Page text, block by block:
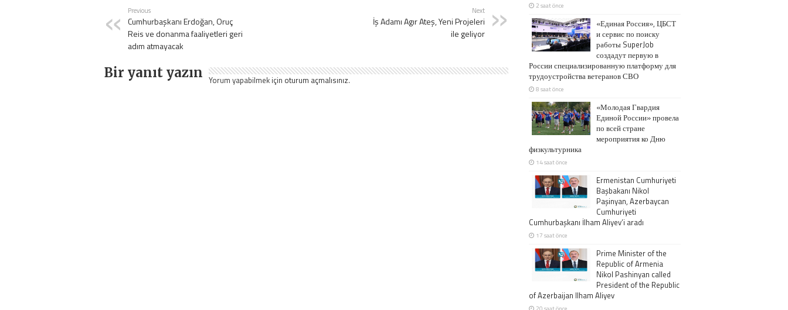
Previous
Cumhurbaşkanı Erdoğan, Oruç
Reis ve donanma faaliyetleri geri
adım atmayacak
Next
İş Adamı Agır Ateş, Yeni Projeleri
ile geliyor
Bir yanıt yazın Yorum yapabilmek için oturum açmalısınız.
2 saat önce
«Единая Россия», ЦБСТ
и сервис по поиску
работы SuperJob
создадут первую в
России специализированную платформу для
трудоустройства ветеранов СВО
8 saat önce
«Молодая Гвардия
Единой России» провела
по всей стране
мероприятия ко Дню
физкультурника
14 saat önce
Ermenistan Cumhuriyeti
Başbakanı Nikol
Paşinyan, Azerbaycan
Cumhuriyeti
Cumhurbaşkanı İlham Aliyev’i aradı
17 saat önce
Prime Minister of the
Republic of Armenia
Nikol Pashinyan called
President of the Republic
of Azerbaijan Ilham Aliyev